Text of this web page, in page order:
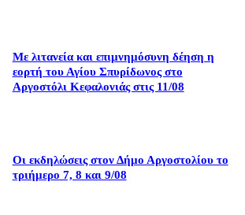
Με λιτανεία και επιμνημόσυνη δέηση η
εορτή του Αγίου Σπυρίδωνος στο
Αργοστόλι Κεφαλονιάς στις 11/08
Οι εκδηλώσεις στον Δήμο Αργοστολίου το
τριήμερο 7, 8 και 9/08